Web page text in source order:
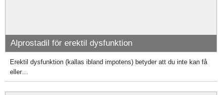
Alprostadil för erektil dysfunktion
Erektil dysfunktion (kallas ibland impotens) betyder att du inte kan få
eller…